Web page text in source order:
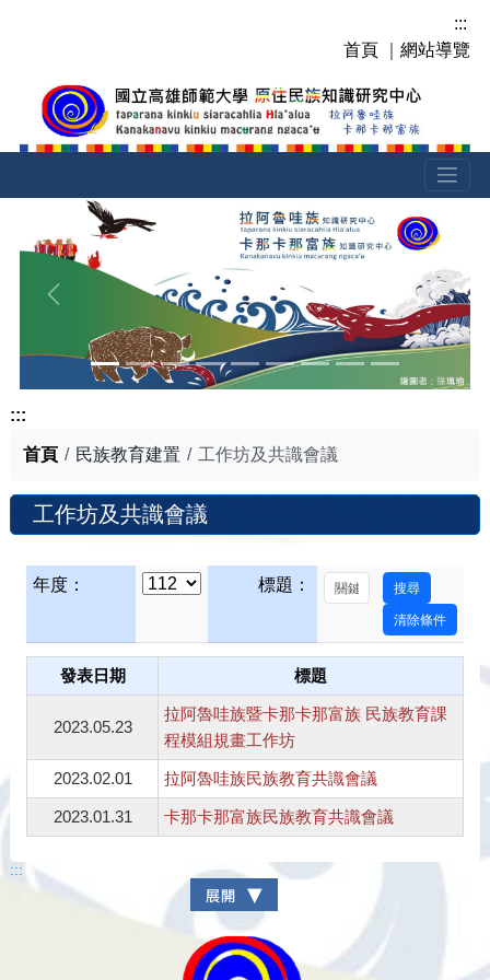
容
塊
:::
首頁
網站導覽
上一張 下一張
:::
首頁 民族教育建置 工作坊及共識會議
工作坊及共識會議
年度： 標題：
發表日期 標題
2023.05.23
拉阿魯哇族暨卡那卡那富族 民族教育課
程模組規畫工作坊
2023.02.01 拉阿魯哇族民族教育共識會議
2023.01.31 卡那卡那富族民族教育共識會議
:::